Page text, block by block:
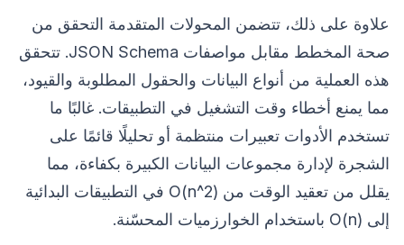
علاوة على ذلك، تتضمن المحولات المتقدمة التحقق من
صحة المخطط مقابل مواصفات JSON Schema. تتحقق
هذه العملية من أنواع البيانات والحقول المطلوبة والقيود،
مما يمنع أخطاء وقت التشغيل في التطبيقات. غالبًا ما
تستخدم الأدوات تعبيرات منتظمة أو تحليلًا قائمًا على
الشجرة لإدارة مجموعات البيانات الكبيرة بكفاءة، مما
يقلل من تعقيد الوقت من O(n^2) في التطبيقات البدائية
إلى O(n) باستخدام الخوارزميات المحسّنة.